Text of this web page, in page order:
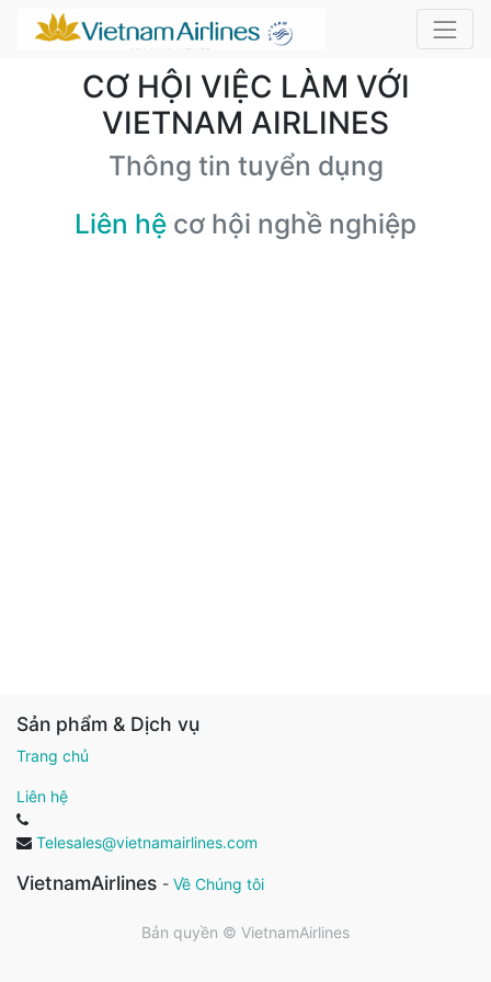
CƠ HỘI VIỆC LÀM VỚI
VIETNAM AIRLINES
Thông tin tuyển dụng
Liên hệ cơ hội nghề nghiệp
Sản phẩm & Dịch vụ
Trang chủ
Liên hệ
Telesales@vietnamairlines.com
VietnamAirlines - Về Chúng tôi
Bản quyền © VietnamAirlines